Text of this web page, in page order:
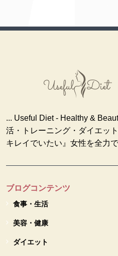
... Useful Diet - Healthy &
活・トレーニング・ダイエッ
キレイでいたい』女性を全力
ブログコンテンツ
食事・生活
美容・健康
ダイエット